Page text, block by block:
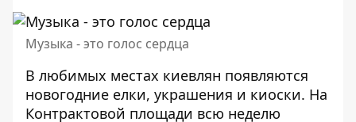
Музыка - это голос сердца
В любимых местах киевлян появляются
новогодние елки, украшения и киоски. На
Контрактовой площади всю неделю